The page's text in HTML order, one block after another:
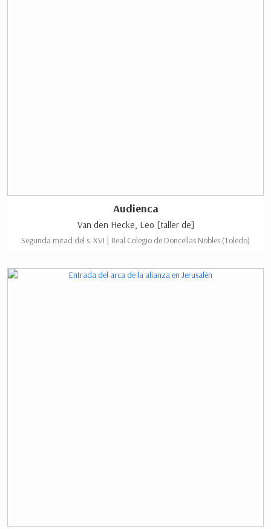
Audienca
Van den Hecke, Leo [taller de]
Segunda mitad del s. XVI | Real Colegio de Doncellas Nobles (Toledo)